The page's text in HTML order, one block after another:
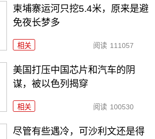
柬埔寨运河只挖5.4米，原来是避
免夜长梦多
相关 阅读 111057
美国打压中国芯片和汽车的阴
谋，被以色列揭穿
相关 阅读 100530
尽管有些遇冷，可沙利文还是得